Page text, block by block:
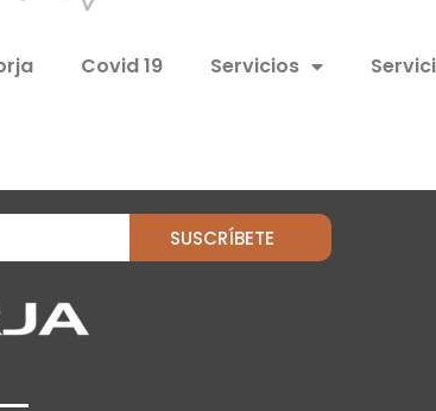
Covid 19 Servicios
SUSCRÍBETE